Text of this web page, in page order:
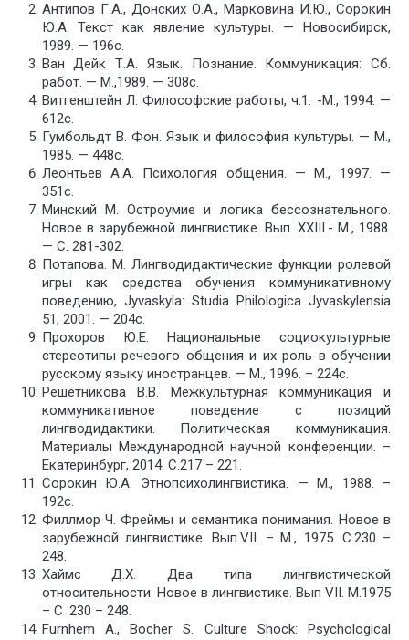
Антипов Г.А., Донских О.А., Марковина И.Ю., Сорокин
Ю.А. Текст как явление культуры. — Новосибирск,
1989. — 196с.
Ван Дейк Т.А. Язык. Познание. Коммуникация: Сб.
работ. — М.,1989. — 308с.
Витгенштейн Л. Философские работы, ч.1. -М., 1994. —
612с.
Гумбольдт В. Фон. Язык и философия культуры. — М.,
1985. — 448с.
Леонтьев А.А. Психология общения. — М., 1997. —
351с.
Минский М. Остроумие и логика бессознательного.
Новое в зарубежной лингвистике. Вып. XXIII.- М., 1988.
— С. 281-302.
Потапова. М. Лингводидактические функции ролевой
игры как средства обучения коммуникативному
поведению, Jyvaskyla: Studia Philologica Jyvaskylensia
51, 2001. — 204с.
Прохоров Ю.Е. Национальные социокультурные
стереотипы речевого общения и их роль в обучении
русскому языку иностранцев. — М., 1996. – 224с.
Решетникова В.В. Межкультурная коммуникация и
коммуникативное поведение с позиций
лингводидактики. Политическая коммуникация.
Материалы Международной научной конференции. –
Екатеринбург, 2014. С.217 – 221.
Сорокин Ю.А. Этнопсихолингвистика. — М., 1988. –
192с.
Филлмор Ч. Фреймы и семантика понимания. Новое в
зарубежной лингвистике. Вып.VII. – М., 1975. С.230 –
248.
Хаймс Д.Х. Два типа лингвистической
относительности. Новое в лингвистике. Вып VII. М.1975
– С .230 – 248.
Furnhem A., Bocher S. Culture Shock: Psychological